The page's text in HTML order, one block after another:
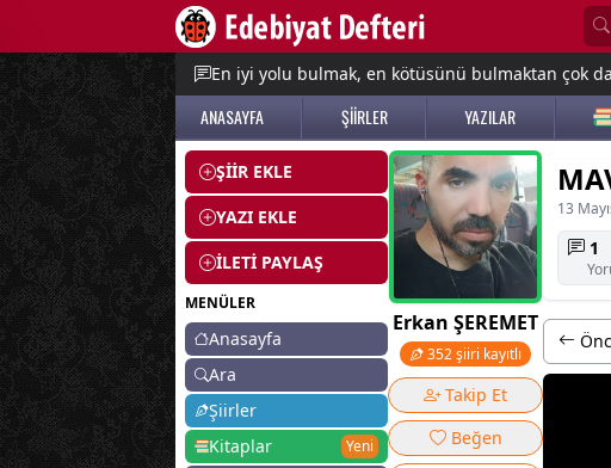
En iyi yolu bulmak, en kötüsünü bulmaktan çok
ANASAYFA ŞİİRLER YAZILAR
ŞİİR EKLE
YAZI EKLE
İLETİ PAYLAŞ
MENÜLER
Anasayfa
Ara
Şiirler
Kitaplar
Yeni
Erkan ŞEREMET
352 şiiri kayıtlı
Takip Et
Beğen
13
1
menu